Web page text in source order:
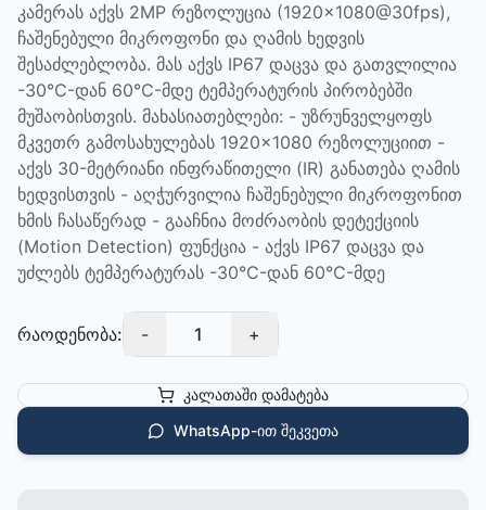
კამერას აქვს 2MP რეზოლუცია (1920×1080@30fps),
ჩაშენებული მიკროფონი და ღამის ხედვის
შესაძლებლობა. მას აქვს IP67 დაცვა და გათვლილია
-30°C-დან 60°C-მდე ტემპერატურის პირობებში
მუშაობისთვის. მახასიათებლები: - უზრუნველყოფს
მკვეთრ გამოსახულებას 1920×1080 რეზოლუციით -
აქვს 30-მეტრიანი ინფრაწითელი (IR) განათება ღამის
ხედვისთვის - აღჭურვილია ჩაშენებული მიკროფონით
ხმის ჩასაწერად - გააჩნია მოძრაობის დეტექციის
(Motion Detection) ფუნქცია - აქვს IP67 დაცვა და
უძლებს ტემპერატურას -30°C-დან 60°C-მდე
რაოდენობა: - 1 +
კალათაში დამატება
WhatsApp-ით შეკვეთა